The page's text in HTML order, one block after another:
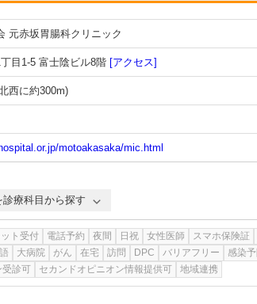
元赤坂胃腸科クリニック
目1-5 富士陰ビル8階 [アクセス]
西に約300m)
motoakasaka/mic.html
療科目から探す
ト受付 電話予約 夜間 日祝 女性医師 スマホ保険証
大病院 がん 在宅 訪問 DPC バリアフリー
感染
受診可
セカンドオピニオン情報提供可 地域連携